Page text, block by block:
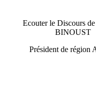
Ecouter le Discours
BINOUST
Président de région